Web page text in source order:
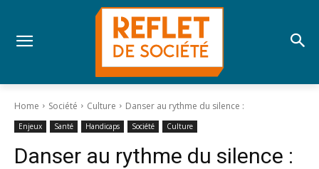
Home Société Culture Danser au rythme du silence :
Enjeux Santé Handicaps Société Culture
Danser au rythme du silence :